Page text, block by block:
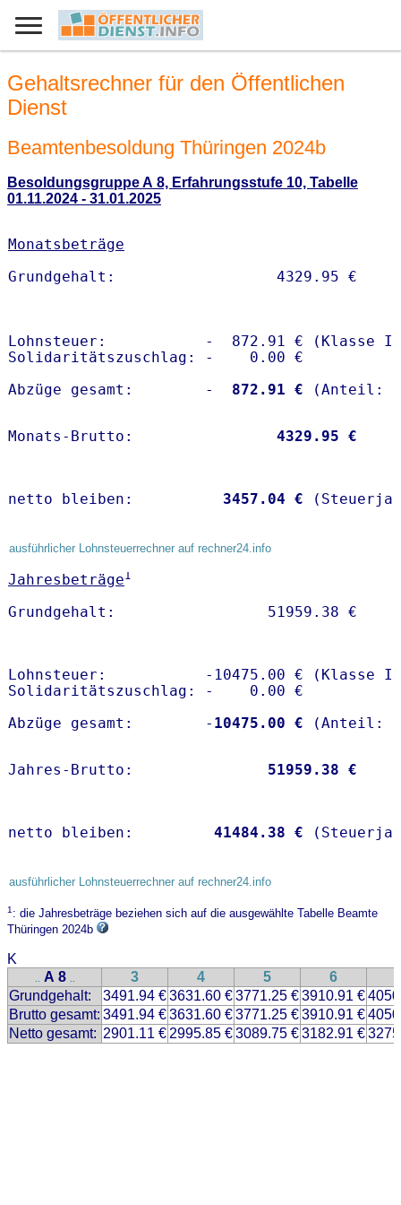
Gehaltsrechner für den Öffentlichen
Dienst
Beamtenbesoldung Thüringen 2024b
Besoldungsgruppe A 8, Erfahrungsstufe 10, Tabelle
01.11.2024 - 31.01.2025
Monatsbeträge
Lohnsteuer:           -  872.91 € (Klasse I)
Solidaritätszuschlag: -    0.00 €
Abzüge gesamt:        -
  872.91 €
Monats-Brutto: 4329.95 €
netto bleiben: 3457.04 €
ausführlicher Lohnsteuerrechner auf rechner24.info
Jahresbeträge1
Lohnsteuer:           -10475.00 € (Klasse I)
Solidaritätszuschlag: -    0.00 €
Abzüge gesamt:        - 10475.00 €
Jahres-Brutto: 51959.38 €
netto bleiben: 41484.38 €
ausführlicher Lohnsteuerrechner auf rechner24.info
1: die Jahresbeträge beziehen sich auf die ausgewählte Tabelle Beamte
Thüringen 2024b
K
.. A 8 .. 3 4 5 6
Grundgehalt:
3491.94 €3631.60 €3771.25 €3910.91 €
Brutto gesamt: 3491.94 €3631.60 €3771.25 €3910.91 €
Netto gesamt: 2901.11 € 2995.85 €3089.75 €3182.91 €